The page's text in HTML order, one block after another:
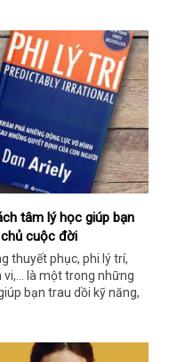
tâm lý học giúp bạn
cuộc đời
thuyết phục, phi lý trí,
là một trong những
bạn trau dồi kỹ năng,